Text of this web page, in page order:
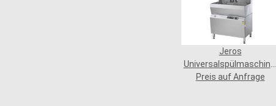
Jeros
Universalspülmaschine,
Modell 9110
Preis auf Anfrage